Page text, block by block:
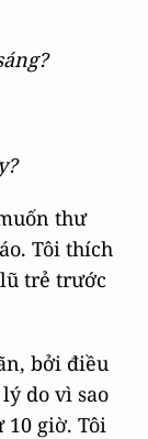
thư
Tôi thích
trẻ trước
bởi điều
do vì sao
giờ. Tôi